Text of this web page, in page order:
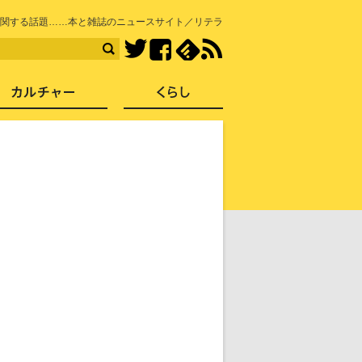
する話題……本と雑誌のニュースサイト／リテラ
TwitterFacebook
社会